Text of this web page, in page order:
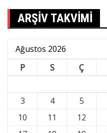
ARŞİV TAKVİMİ
Ağustos 2026
P
S Ç
3
4 5
10
11 12